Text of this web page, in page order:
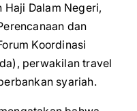
Haji Dalam Negeri,
dan
Koordinasi
perwakilan travel
syariah.